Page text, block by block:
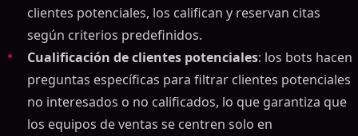
clientes potenciales, los califican y reservan citas
según criterios predefinidos.
Cualificación de clientes potenciales: los bots hacen
preguntas específicas para filtrar clientes potenciales
no interesados o no calificados, lo que garantiza que
los equipos de ventas se centren solo en